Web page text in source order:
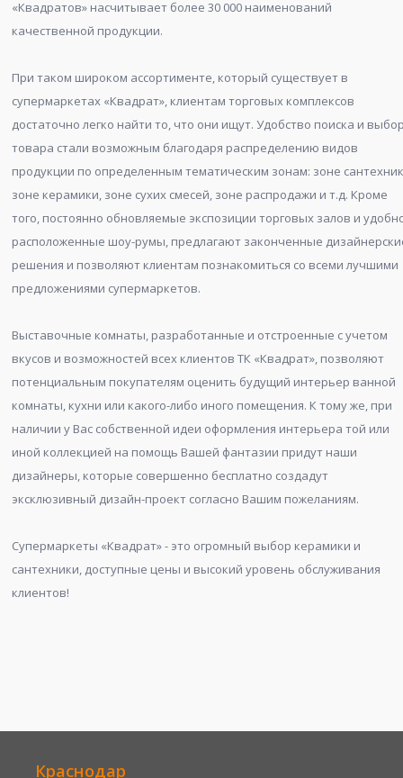
«Квадратов» насчитывает более 30 000 наименований
качественной продукции.
При таком широком ассортименте, который существует в
супермаркетах «Квадрат», клиентам торговых комплексов
достаточно легко найти то, что они ищут. Удобство поиска и
товара стали возможным благодаря распределению видов
продукции по определенным тематическим зонам: зоне
зоне керамики, зоне сухих смесей, зоне распродажи и т.д. Кроме
того, постоянно обновляемые экспозиции торговых залов и
расположенные шоу-румы, предлагают законченные
решения и позволяют клиентам познакомиться со всеми лучшими
предложениями супермаркетов.
Выставочные комнаты, разработанные и отстроенные с учетом
вкусов и возможностей всех клиентов ТК «Квадрат», позволяют
потенциальным покупателям оценить будущий интерьер ванной
комнаты, кухни или какого-либо иного помещения. К тому же, при
наличии у Вас собственной идеи оформления интерьера той или
иной коллекцией на помощь Вашей фантазии придут наши
дизайнеры, которые совершенно бесплатно создадут
эксклюзивный дизайн-проект согласно Вашим пожеланиям.
Супермаркеты «Квадрат» - это огромный выбор керамики и
сантехники, доступные цены и высокий уровень обслуживания
клиентов!
Краснодар